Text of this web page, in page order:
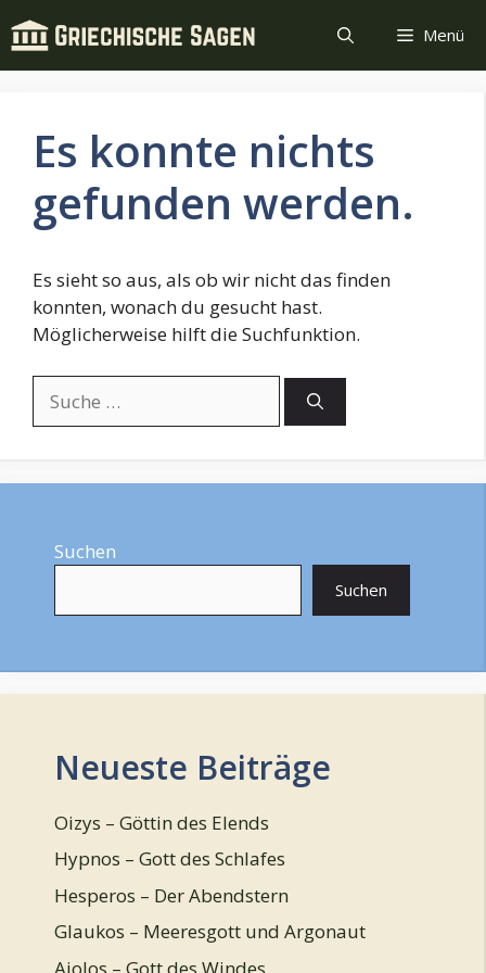
Inhalt
springen
Menü
Es konnte nichts
gefunden werden.
Es sieht so aus, als ob wir nicht das finden
konnten, wonach du gesucht hast.
Möglicherweise hilft die Suchfunktion.
nach:
Suchen
Suchen
Neueste Beiträge
Oizys – Göttin des Elends
Hypnos – Gott des Schlafes
Hesperos – Der Abendstern
Glaukos – Meeresgott und Argonaut
Aiolos – Gott des Windes